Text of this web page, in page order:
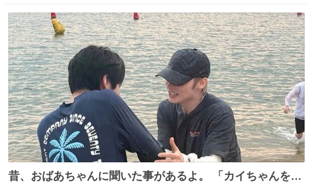
ト
数
数
昔、おばあちゃんに聞いた事があるよ。 「カイちゃんをい